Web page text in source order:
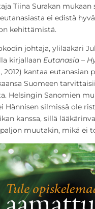
Tiina Surakan mukaan
ei edistä
kehittämistä.
johtaja, ylilääkäri
kirjallaan Eutanasia –
2012) kantaa eutanasian
Suomeen
Helsingin Sanomien
Hännisen silmissä ole
kanssa, sillä
muutakin, mikä ei